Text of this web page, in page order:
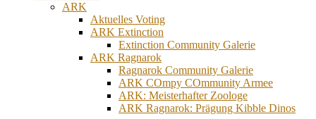
ARK
Aktuelles Voting
ARK Extinction
Extinction Community Galerie
ARK Ragnarok
Ragnarok Community Galerie
ARK COmpy COmmunity Armee
ARK: Meisterhafter Zoologe
ARK Ragnarok: Prägung Kibble Dinos